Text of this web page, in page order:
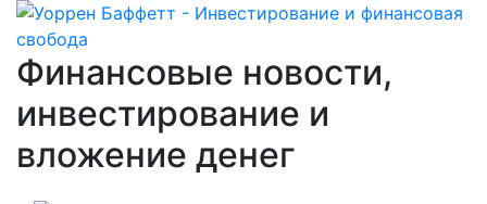
Финансовые новости,
инвестирование и
вложение денег